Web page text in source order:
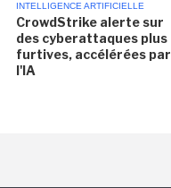
INTELLIGENCE ARTIFICIELLE
CrowdStrike alerte sur
des cyberattaques plus
furtives, accélérées par
l'IA